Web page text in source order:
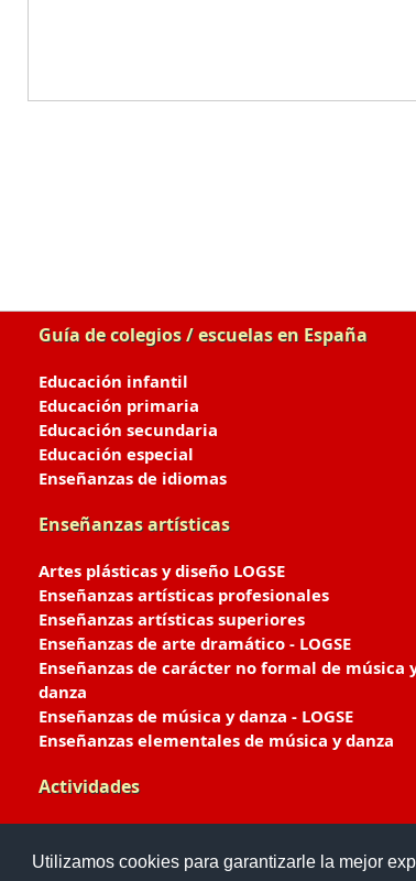
Utilizamos cookies para garantizarle la mejor
Guía de colegios / escuelas en España
Educación infantil
Educación primaria
Educación secundaria
Educación especial
Enseñanzas de idiomas
Enseñanzas artísticas
Artes plásticas y diseño LOGSE
Enseñanzas artísticas profesionales
Enseñanzas artísticas superiores
Enseñanzas de arte dramático - LOGSE
Enseñanzas de carácter no formal de música
danza
Enseñanzas de música y danza - LOGSE
Enseñanzas elementales de música y danza
Actividades